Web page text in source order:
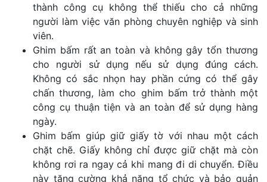
thành công cụ không thể thiếu cho cả những
người làm việc văn phòng chuyên nghiệp và sinh
viên.
Ghim bấm rất an toàn và không gây tổn thương
cho người sử dụng nếu sử dụng đúng cách.
Không có sắc nhọn hay phần cứng có thể gây
chấn thương, làm cho ghim bấm trở thành một
công cụ thuận tiện và an toàn để sử dụng hàng
ngày.
Ghim bấm giúp giữ giấy tờ với nhau một cách
chặt chẽ. Giấy không chỉ được giữ chặt mà còn
không rơi ra ngay cả khi mang đi di chuyển. Điều
này tăng cường khả năng tổ chức và bảo quản